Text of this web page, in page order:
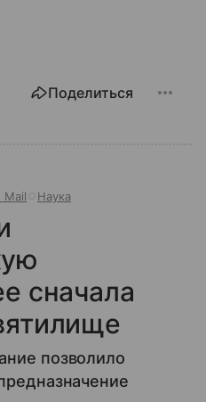
Поделиться
Mail Наука
сначала
позволило